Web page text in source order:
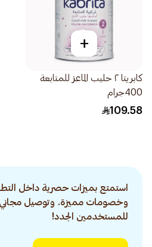
+
كابريتا ٢ حليب الماعز للمتابعة
400جرام
109.58
استمتع بميزات حصرية داخل
وخصومات مميزة. وتوصيل مجاني
للمستخدمين الجدد!